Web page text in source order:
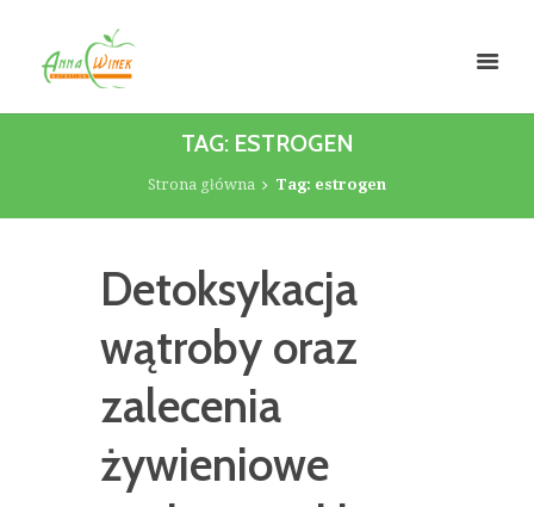
TAG: ESTROGEN
Strona główna Tag: estrogen
Detoksykacja
wątroby oraz
zalecenia
żywieniowe